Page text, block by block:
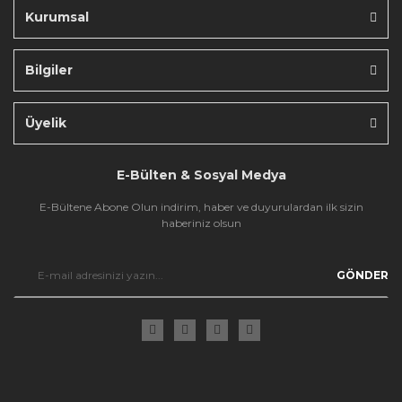
Kurumsal
Bilgiler
Üyelik
E-Bülten & Sosyal Medya
E-Bültene Abone Olun indirim, haber ve duyurulardan ilk sizin
haberiniz olsun
GÖNDER